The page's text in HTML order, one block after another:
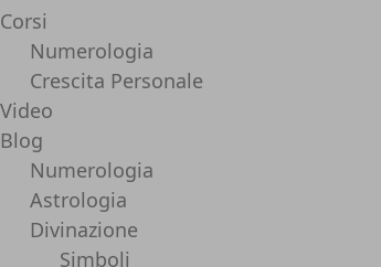
Corsi
Numerologia
Crescita Personale
Video
Blog
Numerologia
Astrologia
Divinazione
Simboli